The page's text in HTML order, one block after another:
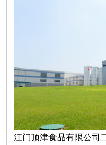
江门顶津食品有限公司